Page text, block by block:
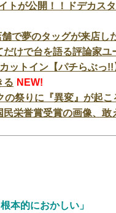
トが公開！！ドデカス
で夢のタッグが来店し
けで台を語る評論家ユ
ットイン【パチらぶっ!!
る NEW!
の祭りに『異変』が起こ
民栄誉賞受賞の画像、
演タレントから性被害
本的におかしい」